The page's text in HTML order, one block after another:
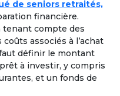
de seniors retraités,
financière.
tenant compte des
associés à l’achat
définir le montant
à investir, y compris
et un fonds de
ou région